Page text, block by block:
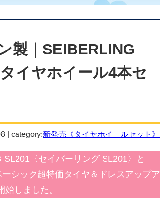
製｜SEIBERLING
イヤホイール4本セ
| category:新発売《タイヤホイールセット》
〈セイバーリング SL201〉と
シック超特価タイヤ＆ドレスアップア
しました。